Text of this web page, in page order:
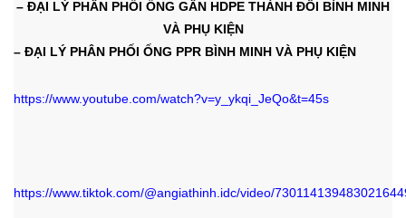
– ĐẠI LÝ PHÂN PHỐI ỐNG GÂN HDPE THÀNH ĐÔI BÌNH MINH
VÀ PHỤ KIỆN
– ĐẠI LÝ PHÂN PHỐI ỐNG PPR BÌNH MINH VÀ PHỤ KIỆN
https://www.youtube.com/watch?v=y_ykqi_JeQo&t=45s
https://www.tiktok.com/@angiathinh.idc/video/